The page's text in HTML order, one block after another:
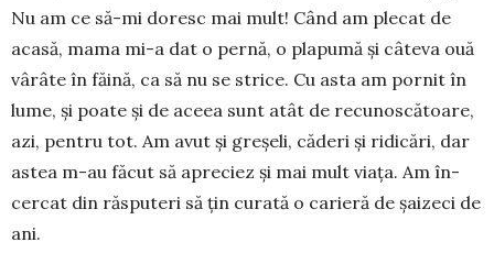
Nu am ce să-mi doresc mai mult! Când am plecat de
acasă, mama mi-a dat o pernă, o plapumă şi câteva ouă
vârâte în făină, ca să nu se strice. Cu asta am pornit în
lu­me, şi poate şi de aceea sunt atât de recunos­că­toare,
azi, pentru tot. Am avut şi greşeli, căderi şi ridicări, dar
astea m-au făcut să apreciez şi mai mult viaţa. Am în­
cercat din răsputeri să ţin curată o carieră de şaizeci de
ani.